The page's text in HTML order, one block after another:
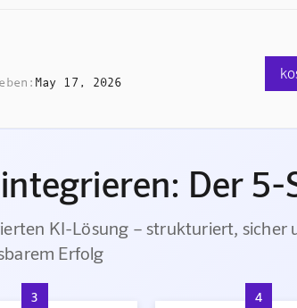
May 17, 2026
Der
KI-Lösung – strukturiert, sicher
Erfolg
3 4